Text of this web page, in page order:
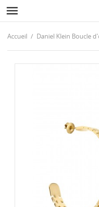

Accueil Daniel Klein Boucle